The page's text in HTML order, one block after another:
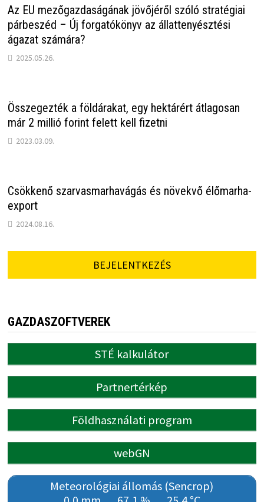
Az EU mezőgazdaságának jövőjéről szóló stratégiai
párbeszéd – Új forgatókönyv az állattenyésztési
ágazat számára?
2025.05.26.
Összegezték a földárakat, egy hektárért átlagosan
már 2 millió forint felett kell fizetni
2023.03.09.
Csökkenő szarvasmarhavágás és növekvő élőmarha-
export
2024.08.16.
BEJELENTKEZÉS
GAZDASZOFTVEREK
STÉ kalkulátor
Partnertérkép
Földhasználati program
webGN
Meteorológiai állomás (Sencrop)